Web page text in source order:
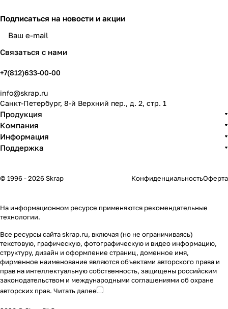
Подписаться на новости и акции
Связаться с нами
+7(812)633-00-00
info@skrap.ru
Санкт-Петербург, 8-й Верхний пер., д. 2, стр. 1
Продукция
Компания
Информация
Поддержка
© 1996 - 2026 Skrap КонфиденциальностьОферта
На информационном ресурсе применяются рекомендательные
технологии.
Все ресурсы сайта skrap.ru, включая (но не ограничиваясь)
текстовую, графическую, фотографическую и видео информацию,
структуру, дизайн и оформление страниц, доменное имя,
фирменное наименование являются объектами авторского права и
прав на интеллектуальную собственность, защищены российским
законодательством и международными соглашениями об охране
авторских прав. Читать далее